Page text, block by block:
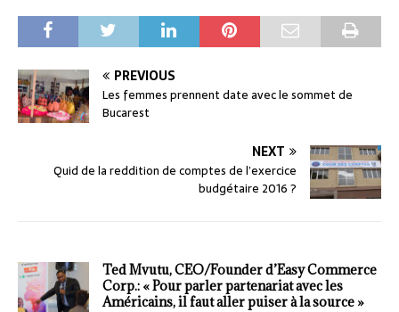
PREVIOUS
Les femmes prennent date avec le sommet de
Bucarest
NEXT
Quid de la reddition de comptes de l’exercice
budgétaire 2016 ?
Ted Mvutu, CEO/Founder d’Easy Commerce
Corp.: « Pour parler partenariat avec les
Américains, il faut aller puiser à la source »